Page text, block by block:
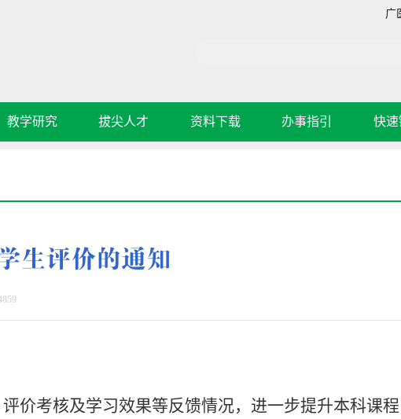
广
教学研究 拔尖人才 资料下载 办事指引 快
生评价的通知
价考核及学习效果等反馈情况，进一步提升本科课程